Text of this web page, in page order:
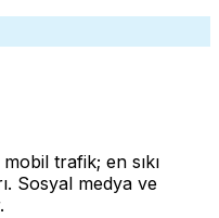
trafik; en sıkı
Sosyal medya ve